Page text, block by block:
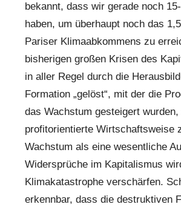
bekannt, dass wir gerade noch
haben, um überhaupt noch das
Pariser Klimaabkommens zu
bisherigen großen Krisen des
in aller Regel durch die
Formation „gelöst“, mit der die
das Wachstum gesteigert wurden,
profitorientierte Wirtschaftsweise
Wachstum als eine wesentliche
Widersprüche im Kapitalismus
Klimakatastrophe verschärfen.
erkennbar, dass die destruktiven